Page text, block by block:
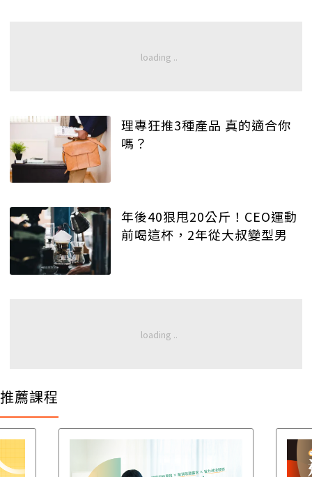
理專狂推3種產品 真的適合你
嗎？
年後40狠甩20公斤！CEO運動
前喝這杯，2年從大叔變型男
推薦課程